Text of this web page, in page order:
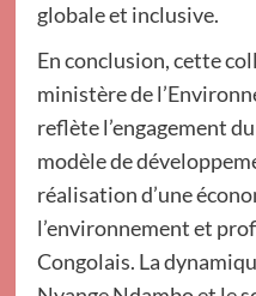
globale et inclusive.
En conclusion, cette
ministère de
reflète l’engagement
modèle de
réalisation d’une
l’environnement et
Congolais. La